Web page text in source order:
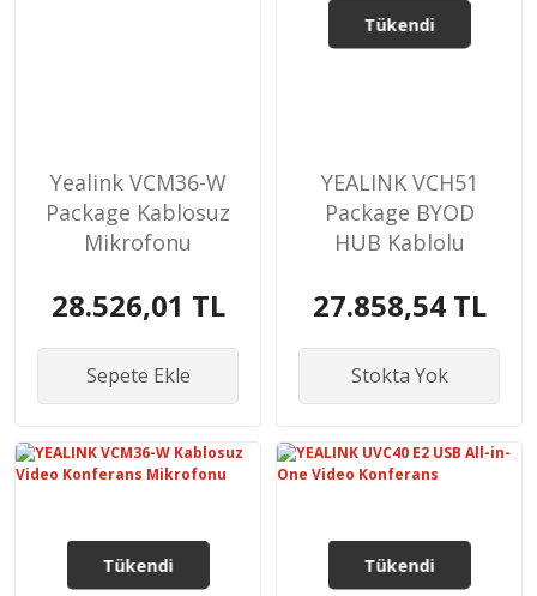
Yealink VCM36-W
Package Kablosuz
Mikrofonu
28.526,01 TL
Sepete Ekle
Tükendi
YEALINK VCH51
Package BYOD
HUB Kablolu
27.858,54 TL
Stokta Yok
Tükendi Tükendi